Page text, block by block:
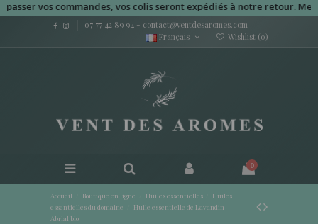
vos commandes, vos colis seront expédiés à notre retour. Merci
07 77 42 89 94 - contact@ventdesaromes.com
Français
Wishlist (0)
0
Accueil Boutique en ligne Huiles essentielles
Huiles
essentielles du domaine
Huile essentielle de Lavandin
Abrial bio